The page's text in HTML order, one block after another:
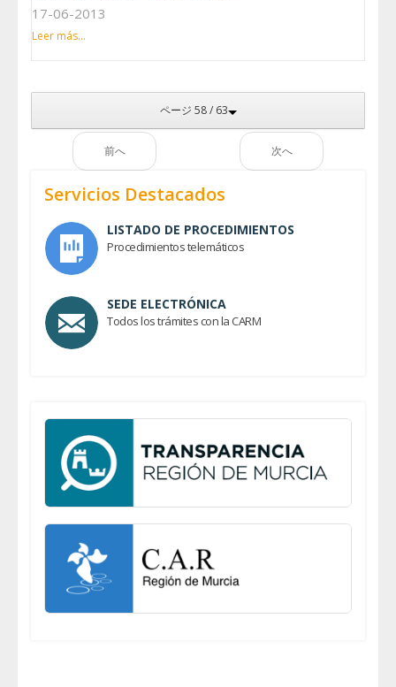
17-06-2013
Leer más...
ページ 58 / 63
前へ 次へ
Servicios Destacados
LISTADO DE PROCEDIMIENTOS
Procedimientos telemáticos
SEDE ELECTRÓNICA
Todos los trámites con la CARM